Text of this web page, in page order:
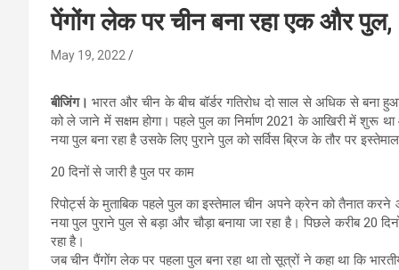
पेंगोंग लेक पर चीन बना रहा एक और पुल,
May 19, 2022
बीजिंग। भारत और चीन के बीच बॉर्डर गतिरोध दो साल से अधिक से बना
को ले जाने में सक्षम होगा। पहले पुल का निर्माण 2021 के आखिरी में शुरू
नया पुल बना रहा है उसके लिए पुराने पुल को सर्विस ब्रिज के तौर पर
20 दिनों से जारी है पुल पर काम
रिपोर्ट्स के मुताबिक पहले पुल का इस्तेमाल चीन अपने क्रेन को तैनात
नया पुल पुराने पुल से बड़ा और चौड़ा बनाया जा रहा है। पिछले करीब 20
रहा है।
जब चीन पैंगोंग लेक पर पहला पुल बना रहा था तो सूत्रों ने कहा था कि